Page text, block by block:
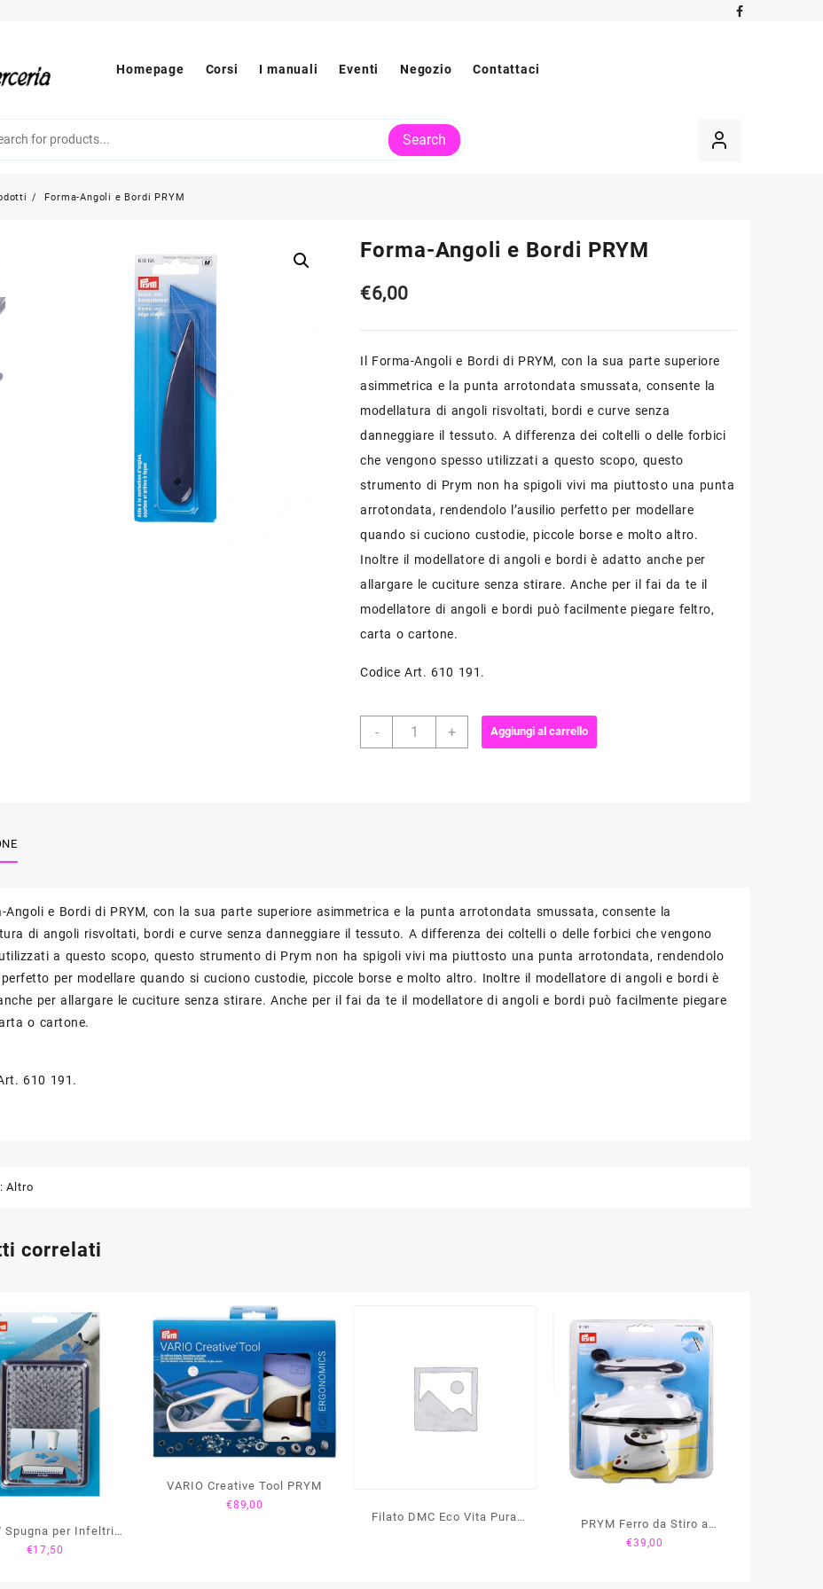
Homepage Corsi I manuali Eventi Negozio Contattaci
Search
Forma-Angoli e Bordi PRYM
Forma-Angoli e Bordi PRYM
€6,00
Il Forma-Angoli e Bordi di PRYM, con la sua parte superiore
asimmetrica e la punta arrotondata smussata, consente la
modellatura di angoli risvoltati, bordi e curve senza
danneggiare il tessuto. A differenza dei coltelli o delle forbici
che vengono spesso utilizzati a questo scopo, questo
strumento di Prym non ha spigoli vivi ma piuttosto una punta
arrotondata, rendendolo l’ausilio perfetto per modellare
quando si cuciono custodie, piccole borse e molto altro.
Inoltre il modellatore di angoli e bordi è adatto anche per
allargare le cuciture senza stirare. Anche per il fai da te il
modellatore di angoli e bordi può facilmente piegare feltro,
carta o cartone.
Codice Art. 610 191.
-
Forma-
+ Aggiungi al carrello
Angoli e Bordi di PRYM, con la sua parte superiore asimmetrica e la punta arrotondata smussata, consente la
di angoli risvoltati, bordi e curve senza danneggiare il tessuto. A differenza dei coltelli o delle forbici che vengono
a questo scopo, questo strumento di Prym non ha spigoli vivi ma piuttosto una punta arrotondata, rendendolo
perfetto per modellare quando si cuciono custodie, piccole borse e molto altro. Inoltre il modellatore di angoli e bordi è
per allargare le cuciture senza stirare. Anche per il fai da te il modellatore di angoli e bordi può facilmente piegare
o cartone.
610 191.
Altro
correlati
Spugna per Infeltrire
PRYM
€17,50
VARIO Creative Tool PRYM
€89,00
Filato DMC Eco Vita Pura
PRYM Ferro da Stiro a
Vapore MINI
€39,00